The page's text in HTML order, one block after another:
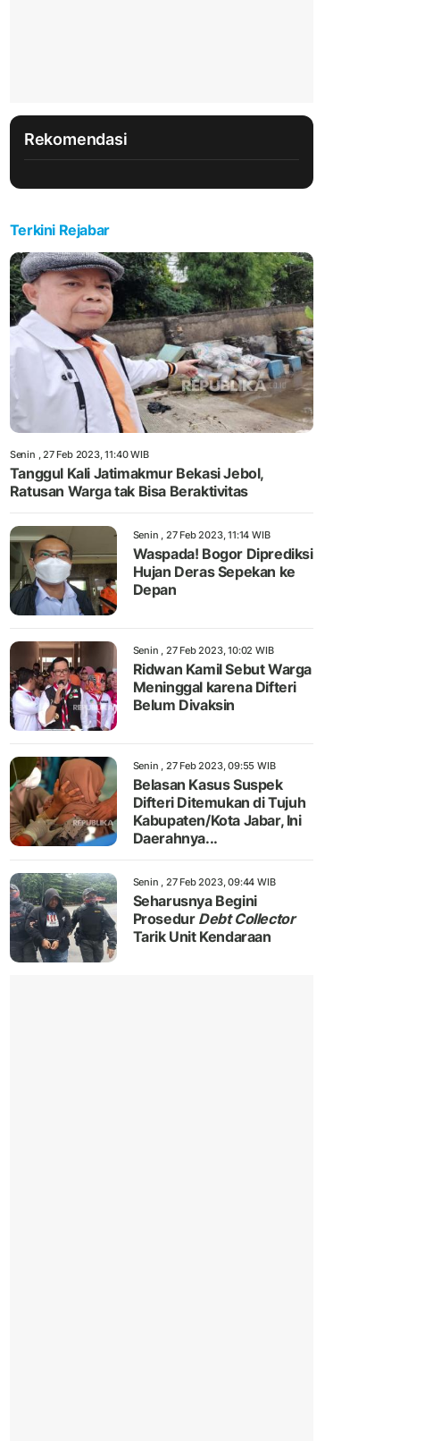
Rekomendasi
Terkini Rejabar
Senin , 27 Feb 2023, 11:40 WIB
Tanggul Kali Jatimakmur Bekasi Jebol,
Ratusan Warga tak Bisa Beraktivitas
Senin , 27 Feb 2023, 11:14 WIB
Waspada! Bogor Diprediksi
Hujan Deras Sepekan ke
Depan
Senin , 27 Feb 2023, 10:02 WIB
Ridwan Kamil Sebut Warga
Meninggal karena Difteri
Belum Divaksin
Senin , 27 Feb 2023, 09:55 WIB
Belasan Kasus Suspek
Difteri Ditemukan di Tujuh
Kabupaten/Kota Jabar, Ini
Daerahnya...
Senin , 27 Feb 2023, 09:44 WIB
Seharusnya Begini
Prosedur Debt Collector
Tarik Unit Kendaraan